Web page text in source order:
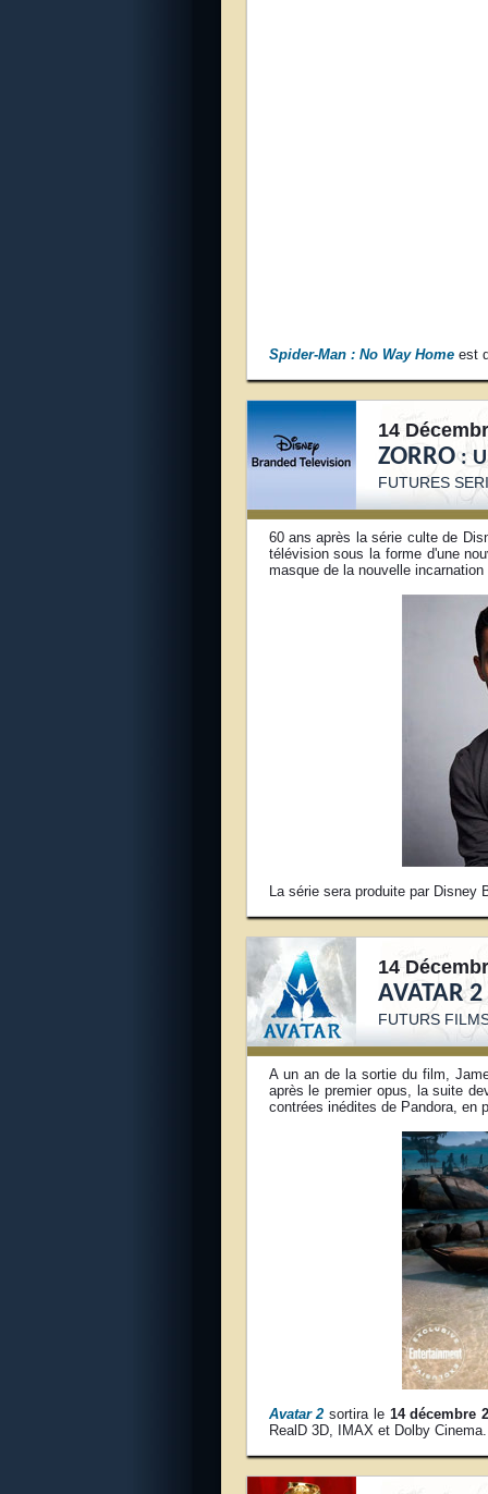
Spider-Man : No Way Homeest
14
ZORRO:
FUTURES
60 ans après la série culte de
télévision sous la forme d'une
masque de la nouvelle
La série sera produite par Disney
14
AVATAR 2
FUTURS
A un an de la sortie du film,
après le premier opus, la suite
contrées inédites de Pandora, en
Avatar 2 sortira le 14 décembre
RealD 3D, IMAX et Dolby Cinema.